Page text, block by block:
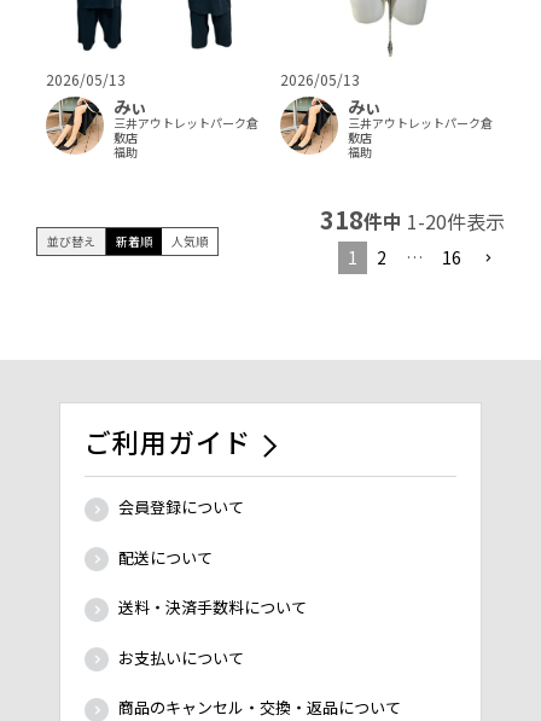
2026/05/13
みぃ
三井アウトレットパーク倉
敷店
福助
2026/05/13
みぃ
三井アウトレットパーク倉
敷店
福助
並び替え 新着順 人気順
318件中 1-20件表示
1 2 … 16
ご利用ガイド
会員登録について
配送について
送料・決済手数料について
お支払いについて
商品のキャンセル・交換・返品について